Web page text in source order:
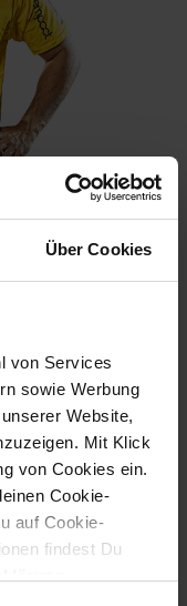
Über Cookies
von Services
sowie Werbung
Website,
Mit Klick
von Cookies ein.
Cookie-
auf Cookie-
findest Du